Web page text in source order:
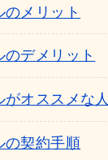
メリット
デメリット
オススメな人
の契約手順